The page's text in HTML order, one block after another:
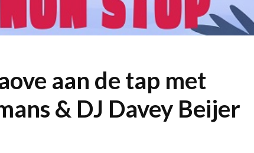
aan de tap met
& DJ Davey Beijer